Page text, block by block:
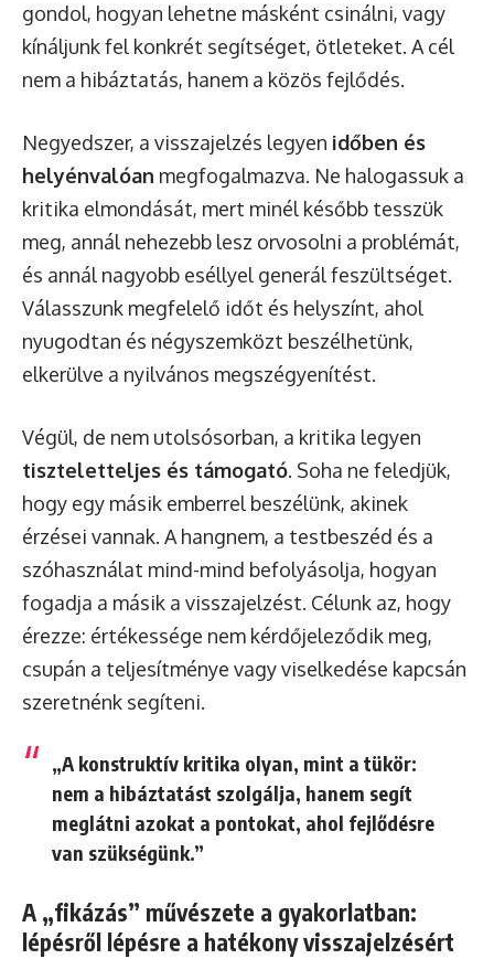
gondol, hogyan lehetne másként csinálni, vagy
kínáljunk fel konkrét segítséget, ötleteket. A cél
nem a hibáztatás, hanem a közös fejlődés.
Negyedszer, a visszajelzés legyen időben és
helyénvalóan megfogalmazva. Ne halogassuk a
kritika elmondását, mert minél később tesszük
meg, annál nehezebb lesz orvosolni a problémát,
és annál nagyobb eséllyel generál feszültséget.
Válasszunk megfelelő időt és helyszínt, ahol
nyugodtan és négyszemközt beszélhetünk,
elkerülve a nyilvános megszégyenítést.
Végül, de nem utolsósorban, a kritika legyen
tiszteletteljes és támogató. Soha ne feledjük,
hogy egy másik emberrel beszélünk, akinek
érzései vannak. A hangnem, a testbeszéd és a
szóhasználat mind-mind befolyásolja, hogyan
fogadja a másik a visszajelzést. Célunk az, hogy
érezze: értékessége nem kérdőjeleződik meg,
csupán a teljesítménye vagy viselkedése kapcsán
szeretnénk segíteni.
„A konstruktív kritika olyan, mint a tükör:
nem a hibáztatást szolgálja, hanem segít
meglátni azokat a pontokat, ahol fejlődésre
van szükségünk.”
A „fikázás” művészete a gyakorlatban:
lépésről lépésre a hatékony visszajelzésért